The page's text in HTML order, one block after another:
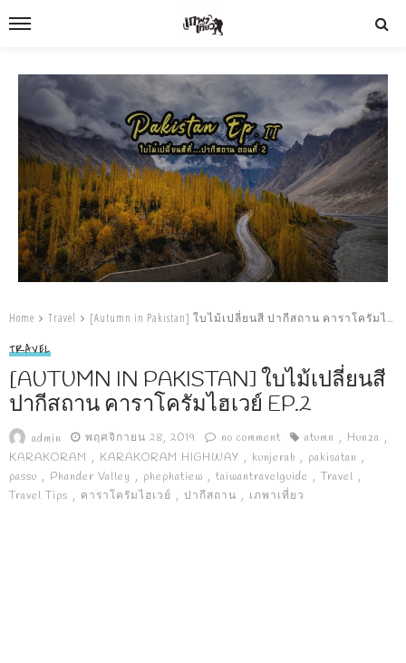
Home Travel [Autumn in Pakistan] ใบไม้เปลี่ยนสี ปากีสถาน คาราโครัมไฮเวย์ Ep.2
TRAVEL
[AUTUMN IN PAKISTAN] ใบไม้เปลี่ยนสี
ปากีสถาน คาราโครัมไฮเวย์ EP.2
admin พฤศจิกายน 28, 2019 no comment atumn
Hunza
KARAKORAM
KARAKORAM HIGHWAY kunjerab
pakisatan
passu
Phander​ ​Valley phephatiew taiwantravelguide
Travel
Travel Tips
คาราโครัมไฮเวย์ ปากีสถาน เภพาเที่ยว